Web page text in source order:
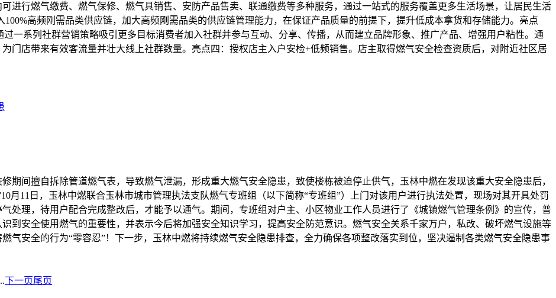
进行燃气缴费、燃气保修、燃气具销售、安防产品售卖、联通缴费等多种服务，通过一站式的服务覆盖更多生活场景，让居民生活
高频刚需品类供应链，加大高频刚需品类的供应链管理能力，在保证产品质量的前提下，提升低成本拿货和存储能力。亮点
一系列社群营销策略吸引更多目标消费者加入社群并参与互动、分享、传播，从而建立品牌形象、推广产品、增强用户粘性。通
门店带来有效客流量并壮大线上社群数量。亮点四：授权店主入户安检+低频销售。店主取得燃气安全检查资质后，对附近社区居
期间擅自拆除管道燃气表，导致燃气泄漏，形成重大燃气安全隐患，致使楼栋被迫停止供气，玉林中燃在发现该重大安全隐患后，
月11日，玉林中燃联合玉林市城市管理执法支队燃气专班组（以下简称“专班组”）上门对该用户进行执法处置，现场对其开具处罚
处理，待用户配合完成整改后，才能予以通气。期间，专班组对户主、小区物业工作人员进行了《城镇燃气管理条例》的宣传，普
到安全使用燃气的重要性，并表示今后将加强安全知识学习，提高安全防范意识。燃气安全关系千家万户，私改、破坏燃气设施等
气安全的行为“零容忍”！下一步，玉林中燃将持续燃气安全隐患排查，全力确保各项整改落实到位，坚决遏制各类燃气安全隐患事
下一页尾页